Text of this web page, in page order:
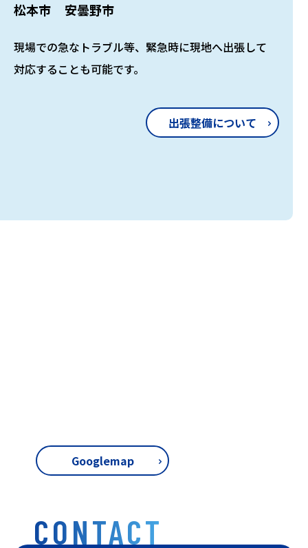
松本市
安曇野市
現場での急なトラブル等、緊急時に現地へ出張して
対応することも可能です。
出張整備について
Googlemap
CONTACT